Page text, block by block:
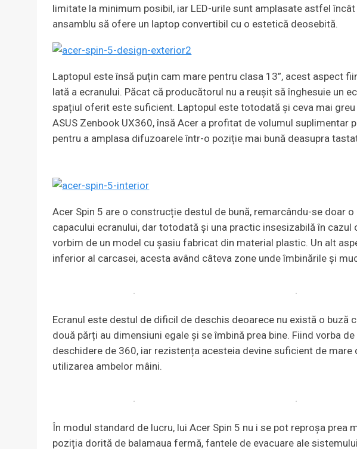
limitate la minimum posibil, iar LED-urile sunt amplasate astfel
ansamblu să ofere un laptop convertibil cu o estetică deosebită.
Laptopul este însă puțin cam mare pentru clasa 13”, acest aspect
lată a ecranului. Păcat că producătorul nu a reușit să înghesuie un
spațiul oferit este suficient. Laptopul este totodată și ceva mai
ASUS Zenbook UX360, însă Acer a profitat de volumul suplimentar
pentru a amplasa difuzoarele într-o poziție mai bună deasupra
Acer Spin 5 are o construcție destul de bună, remarcându-se doar
capacului ecranului, dar totodată și una practic insesizabilă în
vorbim de un model cu șasiu fabricat din material plastic. Un alt
inferior al carcasei, acesta având câteva zone unde îmbinările și
Ecranul este destul de dificil de deschis deoarece nu există o buză
două părți au dimensiuni egale și se îmbină prea bine. Fiind vorba
deschidere de 360, iar rezistența acesteia devine suficient de mare
utilizarea ambelor mâini.
În modul standard de lucru, lui Acer Spin 5 nu i se pot reproșa prea
poziția dorită de balamaua fermă, fantele de evacuare ale